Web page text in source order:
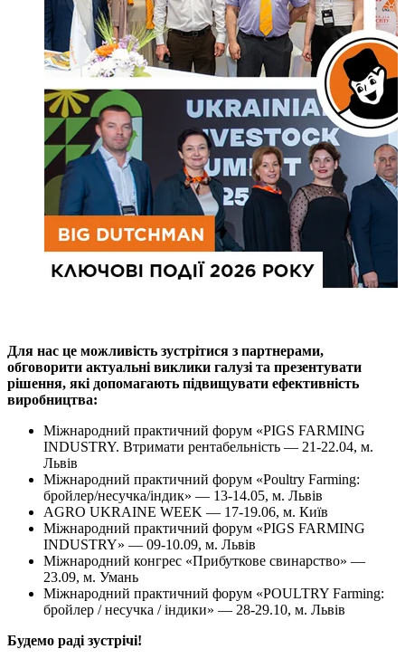
Для нас це можливість зустрітися з партнерами,
обговорити актуальні виклики галузі та презентувати
рішення, які допомагають підвищувати ефективність
виробництва:
Міжнародний практичний форум «PIGS FARMING
INDUSTRY. Втримати рентабельність — 21-22.04, м.
Львів
Міжнародний практичний форум «Poultry Farming:
бройлер/несучка/індик» — 13-14.05, м. Львів
AGRO UKRAINE WEEK — 17-19.06, м. Київ
Міжнародний практичний форум «PIGS FARMING
INDUSTRY» — 09-10.09, м. Львів
Міжнародний конгрес «Прибуткове свинарство» —
23.09, м. Умань
Міжнародний практичний форум «POULTRY Farming:
бройлер / несучка / індики» — 28-29.10, м. Львів
Будемо раді зустрічі!